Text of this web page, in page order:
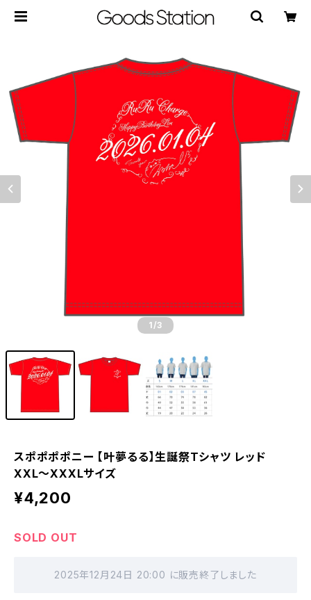
1 /3
スポポポポニー 【叶夢るる】生誕祭Tシャツ レッド
XXL〜XXXLサイズ
¥4,200
SOLD OUT
2025年12月24日 20:00 に販売終了しました